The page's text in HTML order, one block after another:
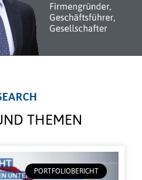
THEMEN
PORTFOLIOBERICHT